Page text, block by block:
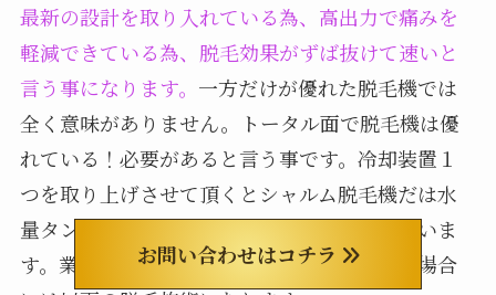
最新の設計を取り入れている為、高出力で痛みを
軽減できている為、脱毛効果がずば抜けて速いと
言う事になります。 一方だけが優れた脱毛機では
全く意味がありません。トータル面で脱毛機は優
れている！必要があると言う事です。冷却装置１
つを取り上げさせて頂くとシャルム脱毛機だは水
量タンク８リットルと充分な容量を装備していま
す。業務用脱毛機の冷却温度が維持できない場合
お問い合わせはコチラ